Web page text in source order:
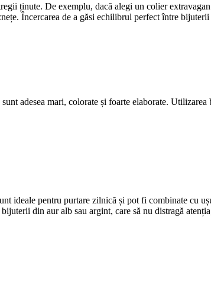
ținute. De exemplu, dacă alegi un colier
Încercarea de a găsi echilibrul perfect între
adesea mari, colorate și foarte elaborate.
ideale pentru purtare zilnică și pot fi combinate cu
din aur alb sau argint, care să nu distragă